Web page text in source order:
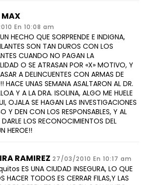
MAX
En 10:08 am
HECHO QUE SORPRENDE E INDIGNA,
SON TAN DUROS CON LOS
CUANDO NO PAGAN LA
O SE ATRASAN POR «X» MOTIVO, Y
A DELINCUENTES CON ARMAS DE
HACE UNAS SEMANA ASALTARON AL DR.
Y A LA DRA. ISOLINA, ALGO ME HUELE
OJALA SE HAGAN LAS INVESTIGACIONES
Y DEN CON LOS RESPONSABLES, Y AL
LOS RECONOCIMIENTOS DEL
HEROE!!
RAMIREZ 27/03/2010 En 10:17 am
ES UNA CIUDAD INSEGURA, LO QUE
HACER TODOS ES CERRAR FILAS,Y LAS